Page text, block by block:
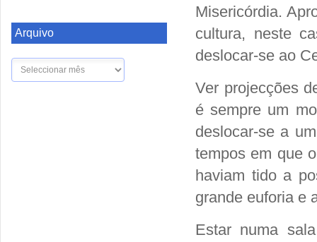
Arquivo
Arquivo
Misericórdia.
cultura, neste
deslocar-se ao
Ver projecções
é sempre um
deslocar-se a
tempos em que
haviam tido a
grande euforia e
Estar numa